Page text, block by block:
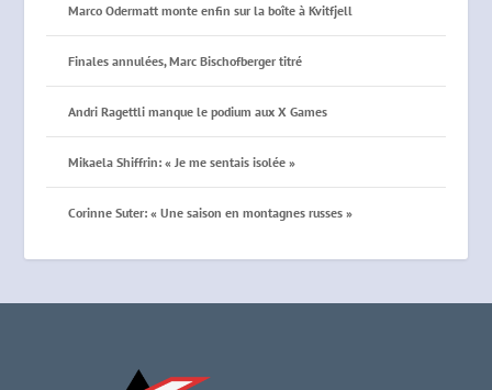
Marco Odermatt monte enfin sur la boîte à Kvitfjell
Finales annulées, Marc Bischofberger titré
Andri Ragettli manque le podium aux X Games
Mikaela Shiffrin: « Je me sentais isolée »
Corinne Suter: « Une saison en montagnes russes »